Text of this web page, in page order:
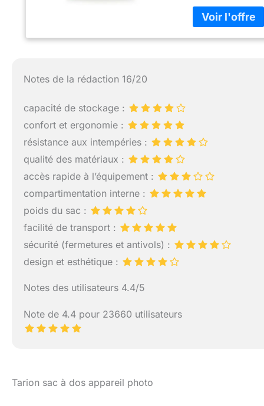
INTEMPÉRIES :
de la pluie,
permettant de
Notes de la rédaction 16/20
capacité de stockage :
confort et ergonomie :
résistance aux intempéries :
qualité des matériaux :
accès rapide à l’équipement :
compartimentation interne :
poids du sac :
facilité de transport :
sécurité (fermetures et antivols) :
design et esthétique :
Notes des utilisateurs 4.4/5
Note de 4.4 pour 23660 utilisateurs
Tarion sac à dos appareil photo